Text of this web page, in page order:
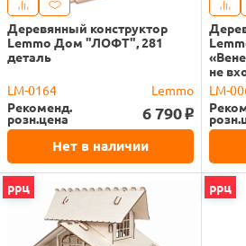
Деревянный конструктор
Lemmo Дом "ЛОФТ", 281
деталь
LM-0164
Lemmo
Рекоменд.
розн.цена 6 790 o
Нет в наличии
не
LM-
ррц ррц